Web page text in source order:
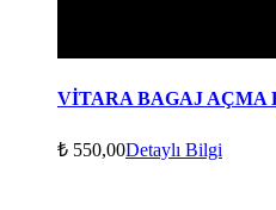
VİTARA BAGAJ AÇMA
₺ 550,00Detaylı Bilgi